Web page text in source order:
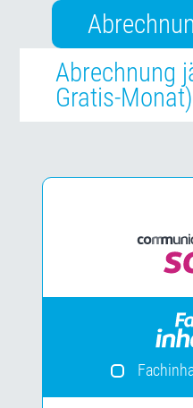
Abrechnung
Gratis-Monat)